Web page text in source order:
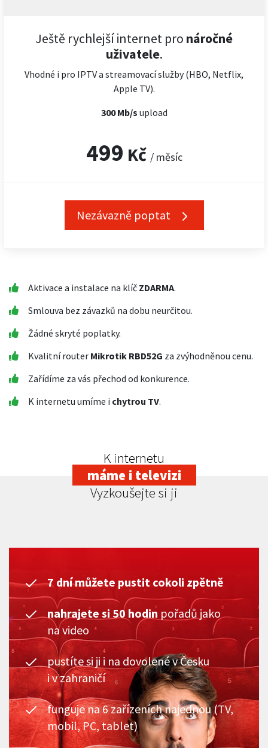
Ještě rychlejší internet pro náročné
uživatele.
Vhodné i pro IPTV a streamovací služby (HBO, Netflix,
Apple TV).
300 Mb/s upload
499 Kč / měsíc
Nezávazně poptat
Aktivace a instalace na klíč ZDARMA.
Smlouva bez závazků na dobu neurčitou.
Žádné skryté poplatky.
Kvalitní router Mikrotik RBD52G za zvýhodněnou cenu.
Zařídíme za vás přechod od konkurence.
K internetu umíme i chytrou TV.
K internetu
máme i televizi
Vyzkoušejte si ji
7 dní můžete pustit cokoli zpětně
nahrajete si 50 hodin pořadů jako
na video
pustíte si ji i na dovolené v Česku
i v zahraničí
funguje na 6 zařízeních najednou (TV,
mobil, PC, tablet)